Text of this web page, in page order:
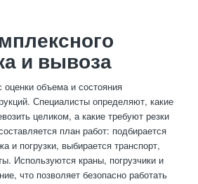
и вывоза
оценки объема и состояния
Специалисты определяют, какие
целиком, а какие требуют резки
план работ: подбирается
и погрузки, выбирается транспорт,
Используются краны, погрузчики и
что позволяет безопасно работать